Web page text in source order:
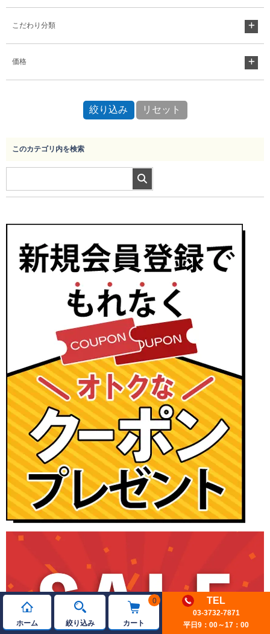
ホーム 絞り込み
0
カート
TEL
03-3732-7871
平日9：00～17：00
こだわり分類
価格
このカテゴリ内を検索